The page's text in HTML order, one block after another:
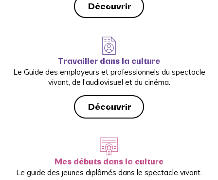
Découvrir
Travailler dans la culture
Le Guide des employeurs et professionnels du spectacle
vivant, de l’audiovisuel et du cinéma.
Découvrir
Mes débuts dans la culture
Le guide des jeunes diplômés dans le spectacle vivant.